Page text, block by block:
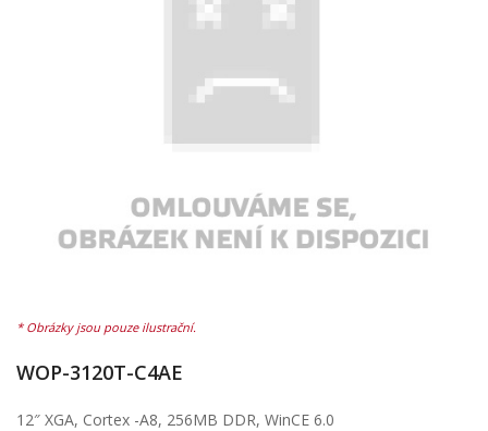
WOP-3120T-C4AE
12″ XGA, Cortex -A8, 256MB DDR, WinCE 6.0